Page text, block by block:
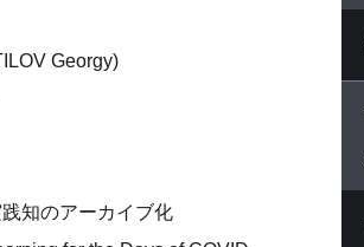
Georgy)
知のアーカイブ化